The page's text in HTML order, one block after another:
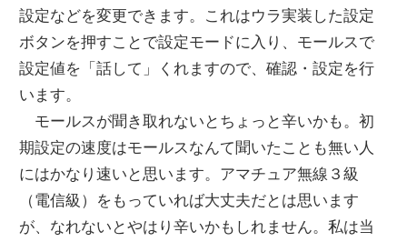
設定などを変更できます。これはウラ実装した設定
ボタンを押すことで設定モードに入り、モールスで
設定値を「話して」くれますので、確認・設定を行
います。
モールスが聞き取れないとちょっと辛いかも。初
期設定の速度はモールスなんて聞いたことも無い人
にはかなり速いと思います。アマチュア無線３級
（電信級）をもっていれば大丈夫だとは思います
が、なれないとやはり辛いかもしれません。私は当